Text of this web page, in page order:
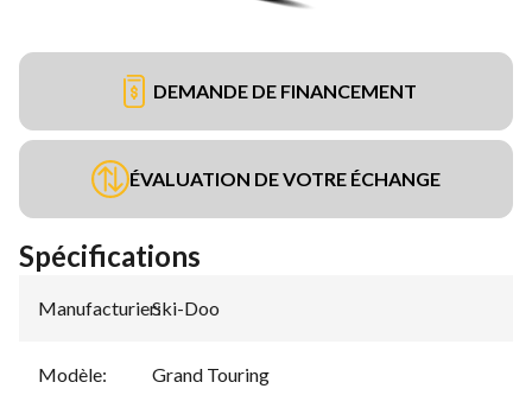
DEMANDE DE FINANCEMENT
ÉVALUATION DE VOTRE ÉCHANGE
Spécifications
Manufacturier:
Ski-Doo
Modèle: Grand Touring